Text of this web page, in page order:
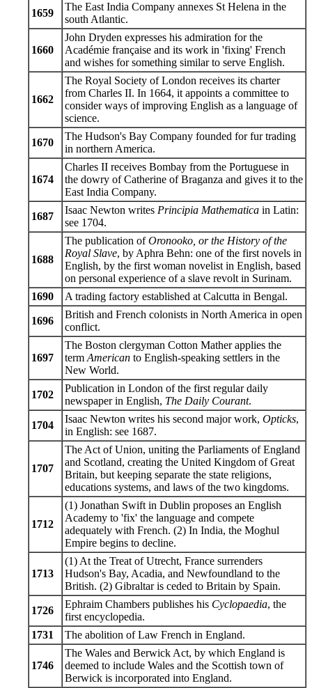
1659
The East India Company annexes St Helena in the
south Atlantic.
1660
John Dryden expresses his admiration for the
Académie française and its work in 'fixing' French
and wishes for something similar to serve English.
1662
The Royal Society of London receives its charter
from Charles II. In 1664, it appoints a committee to
consider ways of improving English as a language of
science.
1670
The Hudson's Bay Company founded for fur trading
in northern America.
1674
Charles II receives Bombay from the Portuguese in
the dowry of Catherine of Braganza and gives it to the
East India Company.
1687
Isaac Newton writes Principia Mathematica in Latin:
see 1704.
1688
The publication ofOronooko, or the History of the
Royal Slave, by Aphra Behn: one of the first novels in
English, by the first woman novelist in English, based
on personal experience of a slave revolt in Surinam.
1690
A trading factory established at Calcutta in Bengal.
1696
British and French colonists in North America in open
conflict.
1697
The Boston clergyman Cotton Mather applies the
term American to English-speaking settlers in the
New World.
1702
Publication in London of the first regular daily
newspaper in English, The Daily Courant.
1704
Isaac Newton writes his second major work, Opticks,
in English: see 1687.
1707
The Act of Union, uniting the Parliaments of England
and Scotland, creating the United Kingdom of Great
Britain, but keeping separate the state religions,
educations systems, and laws of the two kingdoms.
1712
(1) Jonathan Swift in Dublin proposes an English
Academy to 'fix' the language and compete
adequately with French. (2) In India, the Moghul
Empire begins to decline.
1713
(1) At the Treat of Utrecht, France surrenders
Hudson's Bay, Acadia, and Newfoundland to the
British. (2) Gibraltar is ceded to Britain by Spain.
1726
Ephraim Chambers publishes his Cyclopaedia, the
first encyclopedia.
1731
The abolition of Law French in England.
1746
The Wales and Berwick Act, by which England is
deemed to include Wales and the Scottish town of
Berwick is incorporated into England.